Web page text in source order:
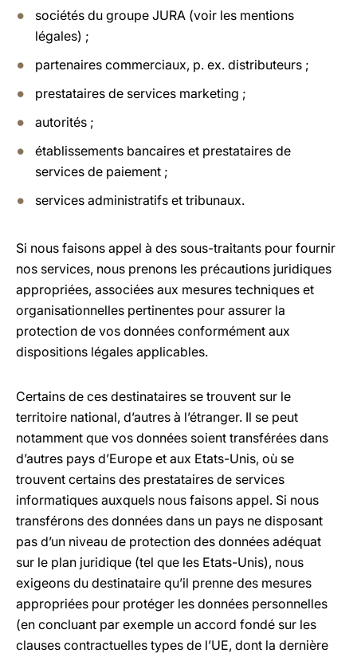
sociétés du groupe JURA (voir les mentions
légales) ;
partenaires commerciaux, p. ex. distributeurs ;
prestataires de services marketing ;
autorités ;
établissements bancaires et prestataires de
services de paiement ;
services administratifs et tribunaux.
Si nous faisons appel à des sous-traitants pour fournir
nos services, nous prenons les précautions juridiques
appropriées, associées aux mesures techniques et
organisationnelles pertinentes pour assurer la
protection de vos données conformément aux
dispositions légales applicables.
Certains de ces destinataires se trouvent sur le
territoire national, d’autres à l’étranger. Il se peut
notamment que vos données soient transférées dans
d’autres pays d’Europe et aux Etats-Unis, où se
trouvent certains des prestataires de services
informatiques auxquels nous faisons appel. Si nous
transférons des données dans un pays ne disposant
pas d’un niveau de protection des données adéquat
sur le plan juridique (tel que les Etats-Unis), nous
exigeons du destinataire qu’il prenne des mesures
appropriées pour protéger les données personnelles
(en concluant par exemple un accord fondé sur les
clauses contractuelles types de l’UE, dont la dernière